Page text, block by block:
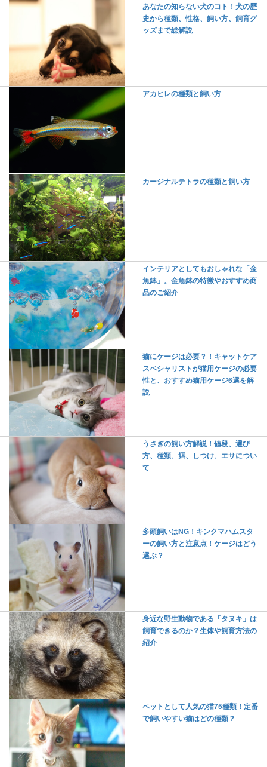
あなたの知らない犬のコト！犬の歴
史から種類、性格、飼い方、飼育グ
ッズまで総解説
アカヒレの種類と飼い方
カージナルテトラの種類と飼い方
インテリアとしてもおしゃれな「金
魚鉢」。金魚鉢の特徴やおすすめ商
品のご紹介
猫にケージは必要？！キャットケア
スペシャリストが猫用ケージの必要
性と、おすすめ猫用ケージ6選を解
説
うさぎの飼い方解説！値段、選び
方、種類、餌、しつけ、エサについ
て
多頭飼いはNG！キンクマハムスタ
ーの飼い方と注意点！ケージはどう
選ぶ？
身近な野生動物である「タヌキ」は
飼育できるのか？生体や飼育方法の
紹介
ペットとして人気の猫75種類！定番
で飼いやすい猫はどの種類？